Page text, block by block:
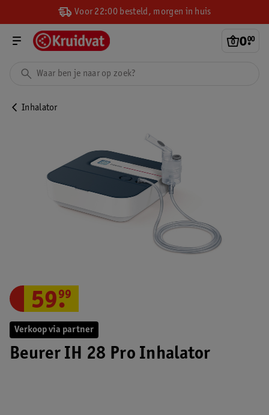
Voor 22:00 besteld, morgen in huis
0.
00
Inhalator
Verkoop via partner
Beurer IH 28 Pro Inhalator
59.
99